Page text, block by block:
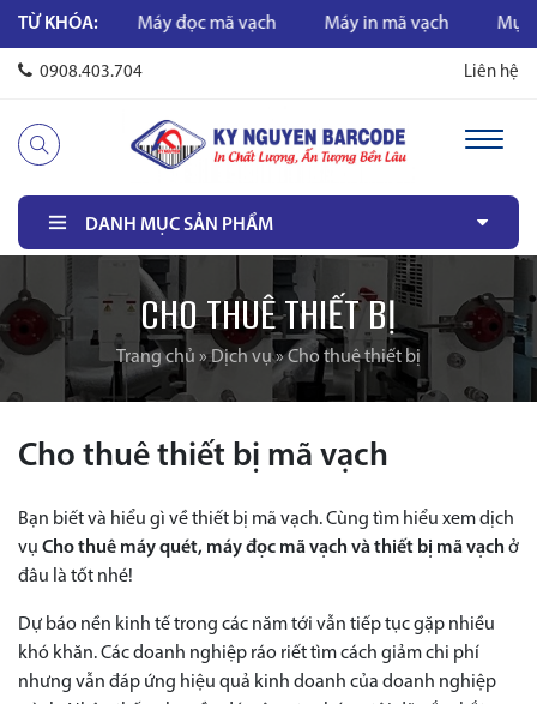
TỪ KHÓA:
phụ Máy đọc mã vạch Máy in mã vạch Mực in mã
0908.403.704 Liên hệ
DANH MỤC SẢN PHẨM
CHO THUÊ THIẾT BỊ
Trang chủ »Dịch vụ»Cho thuê thiết bị
Cho thuê thiết bị mã vạch
Bạn biết và hiểu gì về thiết bị mã vạch. Cùng tìm hiểu xem dịch
vụ Cho thuê máy quét, máy đọc mã vạch và thiết bị mã vạchở
đâu là tốt nhé!
Dự báo nền kinh tế trong các năm tới vẫn tiếp tục gặp nhiều
khó khăn. Các doanh nghiệp ráo riết tìm cách giảm chi phí
nhưng vẫn đáp ứng hiệu quả kinh doanh của doanh nghiệp